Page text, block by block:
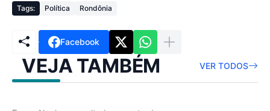
Tags: Política Rondônia
Facebook
VEJA TAMBÉM VER TODOS